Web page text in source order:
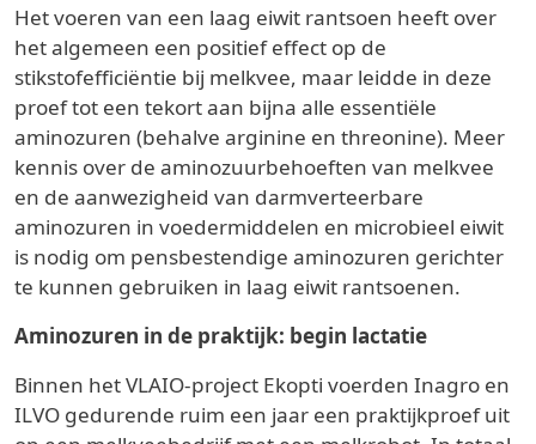
Het voeren van een laag eiwit rantsoen heeft over
het algemeen een positief effect op de
stikstofefficiëntie bij melkvee, maar leidde in deze
proef tot een tekort aan bijna alle essentiële
aminozuren (behalve arginine en threonine). Meer
kennis over de aminozuurbehoeften van melkvee
en de aanwezigheid van darmverteerbare
aminozuren in voedermiddelen en microbieel eiwit
is nodig om pensbestendige aminozuren gerichter
te kunnen gebruiken in laag eiwit rantsoenen.
Aminozuren in de praktijk: begin lactatie
Binnen het VLAIO-project Ekopti voerden Inagro en
ILVO gedurende ruim een jaar een praktijkproef uit